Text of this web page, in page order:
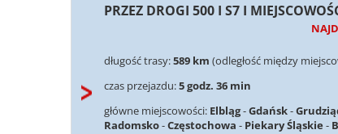
PRZEZ DROGI 500 I S7 I
długość trasy:589 km (odległość między
czas przejazdu:5 godz. 36 min
główne miejscowości: Elbląg-Gdańsk-
Radomsko-Częstochowa - Piekary Śląskie -